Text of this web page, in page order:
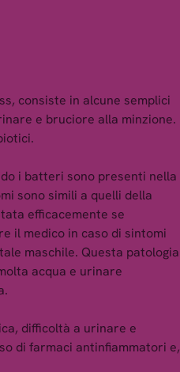
e bruciore alla minzione.
i batteri sono presenti nella
sono simili a quelli della
efficacemente se
il medico in caso di sintomi
maschile. Questa patologia
acqua e urinare
difficoltà a urinare e
di farmaci antinfiammatori e,